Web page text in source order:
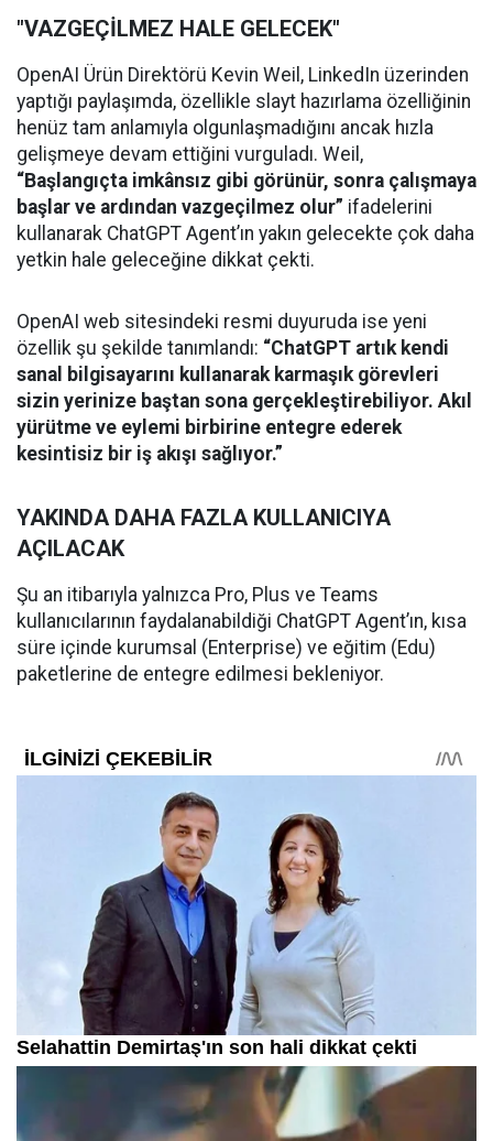
"VAZGEÇİLMEZ HALE GELECEK"
OpenAI Ürün Direktörü Kevin Weil, LinkedIn üzerinden
yaptığı paylaşımda, özellikle slayt hazırlama özelliğinin
henüz tam anlamıyla olgunlaşmadığını ancak hızla
gelişmeye devam ettiğini vurguladı. Weil,
“Başlangıçta imkânsız gibi görünür, sonra çalışmaya
başlar ve ardından vazgeçilmez olur” ifadelerini
kullanarak ChatGPT Agent’ın yakın gelecekte çok daha
yetkin hale geleceğine dikkat çekti.
OpenAI web sitesindeki resmi duyuruda ise yeni
özellik şu şekilde tanımlandı: “ChatGPT artık kendi
sanal bilgisayarını kullanarak karmaşık görevleri
sizin yerinize baştan sona gerçekleştirebiliyor. Akıl
yürütme ve eylemi birbirine entegre ederek
kesintisiz bir iş akışı sağlıyor.”
YAKINDA DAHA FAZLA KULLANICIYA
AÇILACAK
Şu an itibarıyla yalnızca Pro, Plus ve Teams
kullanıcılarının faydalanabildiği ChatGPT Agent’ın, kısa
süre içinde kurumsal (Enterprise) ve eğitim (Edu)
paketlerine de entegre edilmesi bekleniyor.